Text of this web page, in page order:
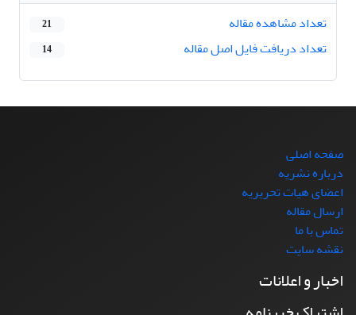
تعداد مشاهده مقاله
21
تعداد دریافت فایل اصل مقاله 14
صفحه اصلی
درباره نشریه
اعضای هیات تحریریه
ارسال مقاله
تماس با ما
نقشه سایت
اخبار و اعلانات